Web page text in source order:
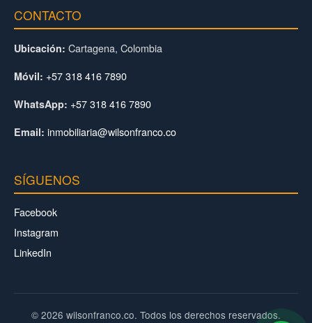
CONTACTO
Ubicación: Cartagena, Colombia
Móvil: +57 318 416 7890
WhatsApp: +57 318 416 7890
Email: inmobiliaria@wilsonfranco.co
SÍGUENOS
Facebook
Instagram
LinkedIn
© 2026 wilsonfranco.co. Todos los derechos reservados.